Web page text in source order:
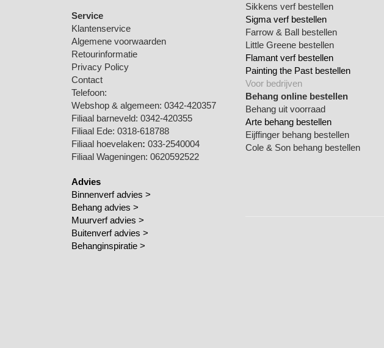
Service
Klantenservice
Algemene voorwaarden
Retourinformatie
Privacy Policy
Contact
Telefoon:
Webshop & algemeen: 0342-420357
Filiaal barneveld: 0342-420355
Filiaal Ede: 0318-618788
Filiaal hoevelaken: 033-2540004
Filiaal Wageningen: 0620592522
Advies
Binnenverf advies >
Behang advies >
Muurverf advies >
Buitenverf advies >
Behanginspiratie >
Sikkens verf bestellen
Sigma verf bestellen
Farrow & Ball bestellen
Little Greene bestellen
Flamant verf bestellen
Painting the Past bestellen
Voor bedrijven
Behang online bestellen
Behang uit voorraad
Arte behang bestellen
Eijffinger behang bestellen
Cole & Son behang bestellen